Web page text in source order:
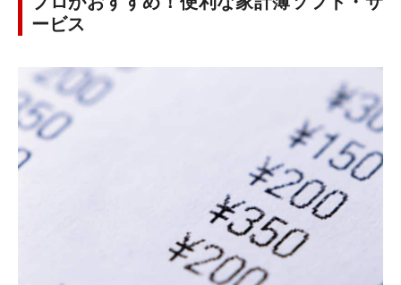
ービス